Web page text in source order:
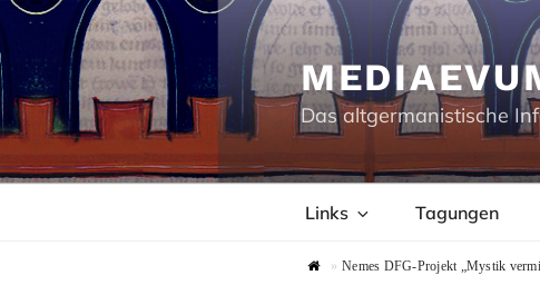
Zum
springen
Das altgermanistische
Links Tagungen
» Nemes DFG-Projekt „Mystik